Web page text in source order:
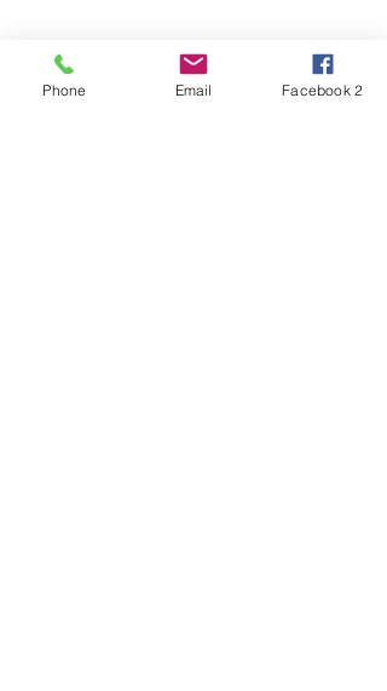
Phone Email Facebook 2